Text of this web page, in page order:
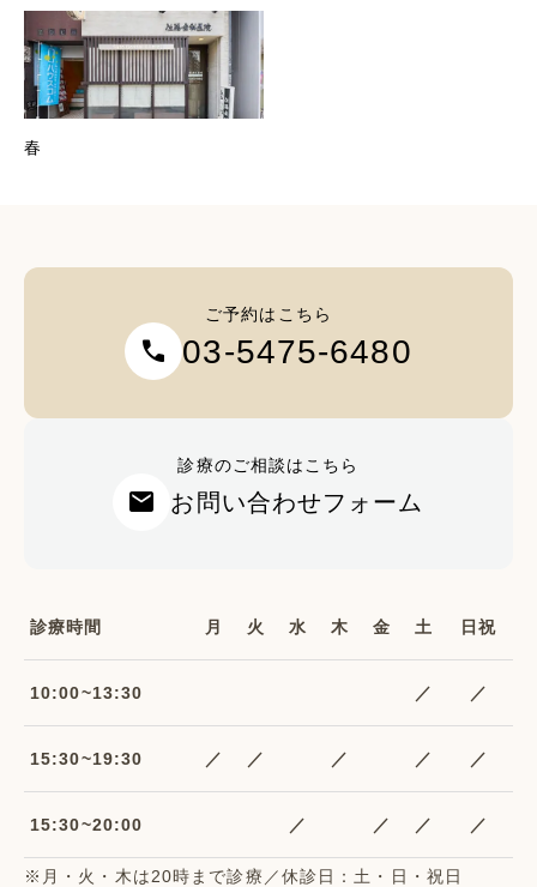
春
ご予約はこちら
call 03-5475-6480
診療のご相談はこちら
mail お問い合わせフォーム
診療時間 月 火 水 木 金 土 日祝
10:00~13:30 ／ ／
15:30~19:30 ／ ／ ／ ／ ／
15:30~20:00 ／ ／ ／ ／
※月・火・木は20時まで診療／休診日：土・日・祝日